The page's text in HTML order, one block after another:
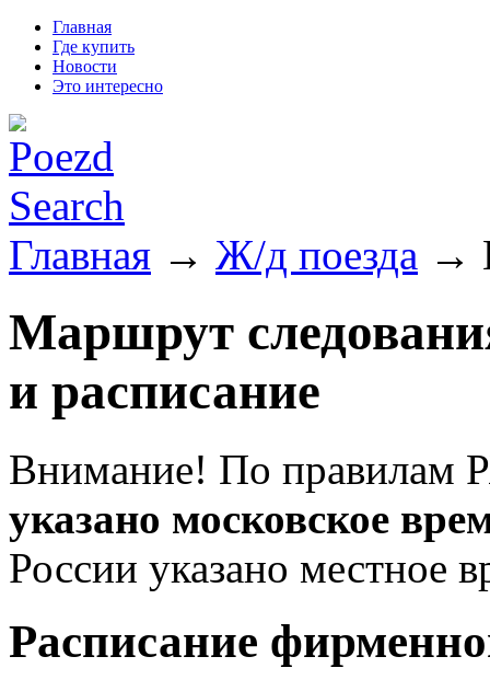
Главная
Где купить
Новости
Это интересно
Главная → Ж/д поезда →
Маршрут
и расписание
Внимание! По правилам
указано московское
России указано местное
Расписание